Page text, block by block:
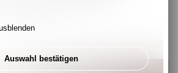
Auswahl bestätigen